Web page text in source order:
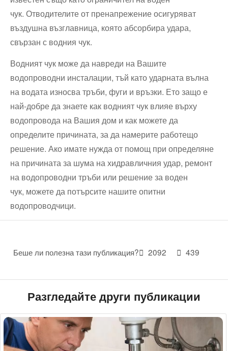
чук. Отводителите от пренапрежение осигуряват
въздушна възглавница, която абсорбира удара,
свързан с водния чук.
Водният чук може да навреди на Вашите
водопроводни инсталации, тъй като ударната вълна
на водата износва тръби, фуги и връзки. Ето защо е
най-добре да знаете как водният чук влияе върху
водопровода на Вашия дом и как можете да
определите причината, за да намерите работещо
решение. Ако имате нужда от помощ при определяне
на причината за шума на хидравличния удар, ремонт
на водопроводни тръби или решение за воден
чук, можете да потърсите нашите опитни
водопроводчици.
Беше ли полезна тази публикация? 2092 439
Разгледайте други публикации